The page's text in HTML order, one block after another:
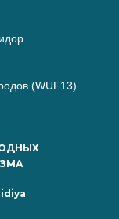
(WUF13)